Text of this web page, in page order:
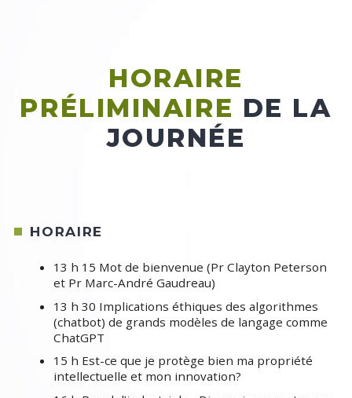
HORAIRE
PRÉLIMINAIRE DE LA
JOURNÉE
HORAIRE
13 h 15 Mot de bienvenue (Pr Clayton Peterson
et Pr Marc-André Gaudreau)
13 h 30 Implications éthiques des algorithmes
(chatbot) de grands modèles de langage comme
ChatGPT
15 h Est-ce que je protège bien ma propriété
intellectuelle et mon innovation?